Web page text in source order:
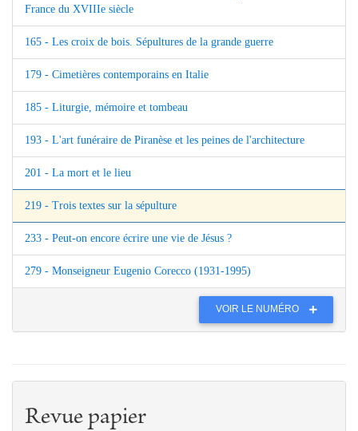
France du XVIIIe siècle
165 - Les croix de bois. Sépultures de la grande guerre
179 - Cimetières contemporains en Italie
185 - Liturgie, mémoire et tombeau
193 - L'art funéraire de Piranèse et les peines de l'architecture
201 - La mort et le lieu
219 - Trois textes sur la sépulture
233 - Peut-on encore écrire une vie de Jésus ?
279 - Monseigneur Eugenio Corecco (1931-1995)
VOIR LE NUMÉRO
Revue papier